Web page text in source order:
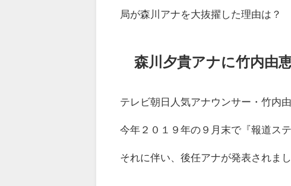
局が森川アナを大抜擢した理由は？
森川夕貴アナに竹内由
テレビ朝日人気アナウンサー・竹内
今年２０１９年の９月末で『報道ス
それに伴い、後任アナが発表されまし